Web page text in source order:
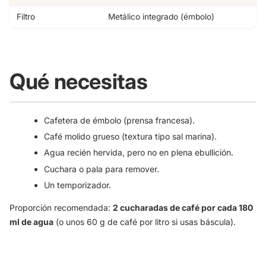
Filtro Metálico integrado (émbolo)
Qué necesitas
Cafetera de émbolo (prensa francesa).
Café molido grueso (textura tipo sal marina).
Agua recién hervida, pero no en plena ebullición.
Cuchara o pala para remover.
Un temporizador.
Proporción recomendada: 2 cucharadas de café por cada 180
ml de agua (o unos 60 g de café por litro si usas báscula).